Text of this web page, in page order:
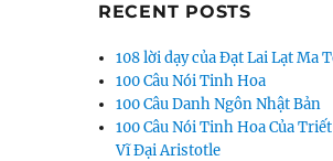
Buffet và những lời
RECENT POSTS
108 lời dạy của Đạt Lai Lạt Ma
100 Câu Nói Tinh Hoa
100 Câu Danh Ngôn Nhật Bản
100 Câu Nói Tinh Hoa Của
Vĩ Đại Aristotle